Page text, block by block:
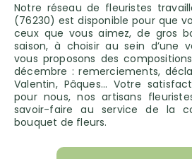
Notre réseau de fleuristes
(76230) est disponible pour que
ceux que vous aimez, de gros
saison, à choisir au sein d’une
vous proposons des
décembre : remerciements,
Valentin, Pâques… Votre
pour nous, nos artisans
savoir-faire au service de la
bouquet de fleurs.